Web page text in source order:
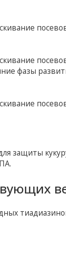
фазы
защиты